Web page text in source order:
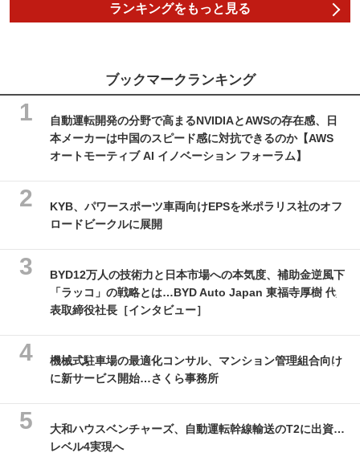
ランキングをもっと見る
ブックマークランキング
自動運転開発の分野で高まるNVIDIAとAWSの存在感、日
本メーカーは中国のスピード感に対抗できるのか【AWS
オートモーティブ AI イノベーション フォーラム】
KYB、パワースポーツ車両向けEPSを米ポラリス社のオフ
ロードビークルに展開
BYD12万人の技術力と日本市場への本気度、補助金逆風下
「ラッコ」の戦略とは…BYD Auto Japan 東福寺厚樹 代
表取締役社長［インタビュー］
機械式駐車場の最適化コンサル、マンション管理組合向け
に新サービス開始…さくら事務所
大和ハウスベンチャーズ、自動運転幹線輸送のT2に出資…
レベル4実現へ